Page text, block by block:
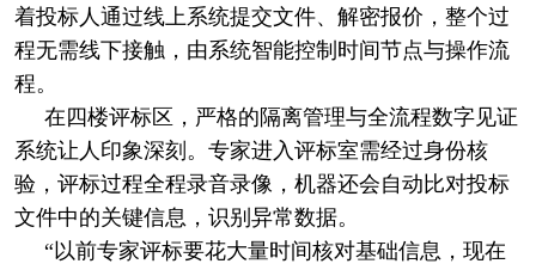
着投标人通过线上系统提交文件、解密报价，整个过
程无需线下接触，由系统智能控制时间节点与操作流
程。
在四楼评标区，严格的隔离管理与全流程数字见证
系统让人印象深刻。专家进入评标室需经过身份核
验，评标过程全程录音录像，机器还会自动比对投标
文件中的关键信息，识别异常数据。
“以前专家评标要花大量时间核对基础信息，现在